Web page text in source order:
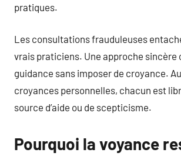
pratiques.
Les consultations frauduleuses
vrais praticiens. Une approche sincère
guidance sans imposer de croyance.
croyances personnelles, chacun est
source d’aide ou de scepticisme.
Pourquoi la voyance